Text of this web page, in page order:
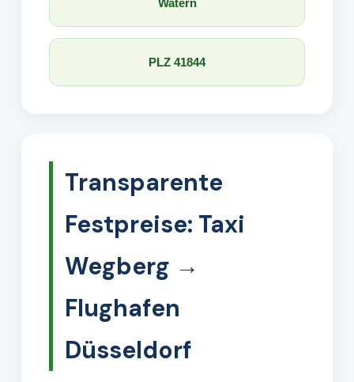
Watern
PLZ 41844
Transparente
Festpreise: Taxi
Wegberg →
Flughafen
Düsseldorf